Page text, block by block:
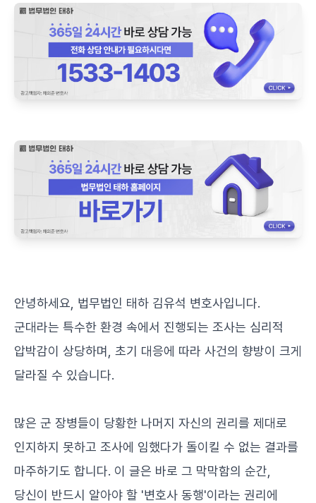
안녕하세요, 법무법인 태하 김유석 변호사입니다.
군대라는 특수한 환경 속에서 진행되는 조사는 심리적
압박감이 상당하며, 초기 대응에 따라 사건의 향방이 크게
달라질 수 있습니다.
많은 군 장병들이 당황한 나머지 자신의 권리를 제대로
인지하지 못하고 조사에 임했다가 돌이킬 수 없는 결과를
마주하기도 합니다. 이 글은 바로 그 막막함의 순간,
당신이 반드시 알아야 할 '변호사 동행'이라는 권리에